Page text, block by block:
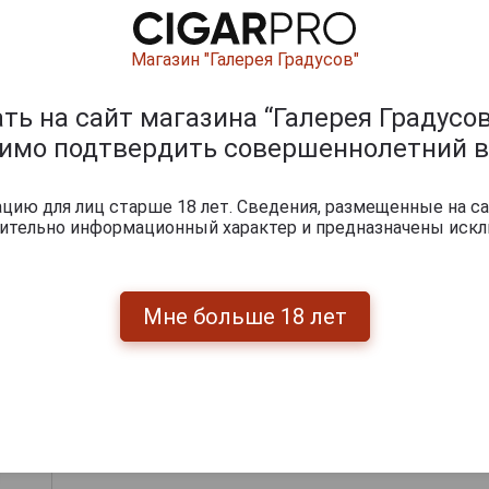
Понтьяк 1970г 0.7л в
упаковке
De Pontiac 1970
Арманьяк Де
упаковке
по году производства
Магазин "Галерея Градусов"
на сайт магазина “Галерея
подтвердить совершеннолетний
для лиц старше 18 лет. Сведения, размещенные на
информационный характер и предназначены
Мне больше 18 лет